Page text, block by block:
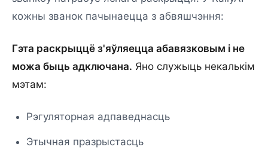
кожны званок пачынаецца з абвяшчэння:
Гэта раскрыццё з'яўляецца абавязковым і не
можа быць адключана. Яно служыць некалькім
мэтам:
Рэгуляторная адпаведнасць
Этычная празрыстасць